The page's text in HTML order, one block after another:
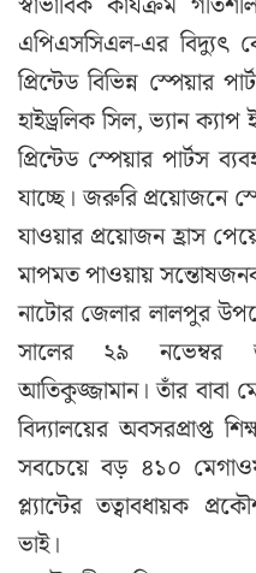
এপিএসসিএল-এর বিদ্যুৎ
প্রিন্টেড বিভিন্ন স্পেয়ার
হাইড্রলিক সিল, ভ্যান ক্যাপ
প্রিন্টেড স্পেয়ার পার্টস
যাচ্ছে। জরুরি প্রয়োজনে
যাওয়ার প্রয়োজন হ্রাস
মাপমত পাওয়ায়
নাটোর জেলার লালপুর
সালের ২৯ নভেম্বর
আতিকুজ্জামান। তাঁর বাবা
বিদ্যালয়ের অবসরপ্রাপ্ত
সবচেয়ে বড় ৪১০
প্ল্যান্টের তত্বাবধায়ক
ভাই।